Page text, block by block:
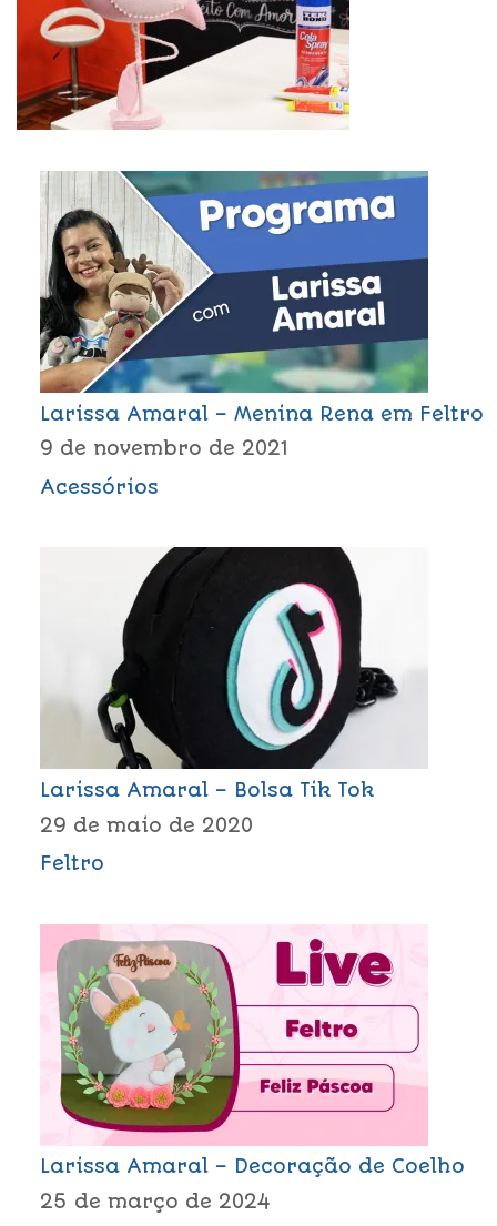
Larissa Amaral – Menina Rena em Feltro
9 de novembro de 2021
Acessórios
Larissa Amaral – Bolsa Tik Tok
29 de maio de 2020
Feltro
Larissa Amaral – Decoração de Coelho
25 de março de 2024